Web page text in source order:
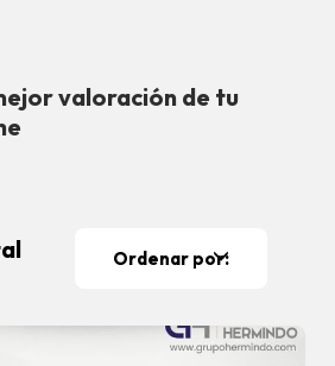
valoración de tu
Ordenar por: